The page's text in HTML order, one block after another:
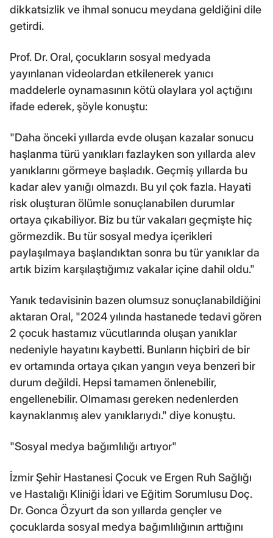
dikkatsizlik ve ihmal sonucu meydana geldiğini dile
getirdi.
Prof. Dr. Oral, çocukların sosyal medyada
yayınlanan videolardan etkilenerek yanıcı
maddelerle oynamasının kötü olaylara yol açtığını
ifade ederek, şöyle konuştu:
"Daha önceki yıllarda evde oluşan kazalar sonucu
haşlanma türü yanıkları fazlayken son yıllarda alev
yanıklarını görmeye başladık. Geçmiş yıllarda bu
kadar alev yanığı olmazdı. Bu yıl çok fazla. Hayati
risk oluşturan ölümle sonuçlanabilen durumlar
ortaya çıkabiliyor. Biz bu tür vakaları geçmişte hiç
görmezdik. Bu tür sosyal medya içerikleri
paylaşılmaya başlandıktan sonra bu tür yanıklar da
artık bizim karşılaştığımız vakalar içine dahil oldu."
Yanık tedavisinin bazen olumsuz sonuçlanabildiğini
aktaran Oral, "2024 yılında hastanede tedavi gören
2 çocuk hastamız vücutlarında oluşan yanıklar
nedeniyle hayatını kaybetti. Bunların hiçbiri de bir
ev ortamında ortaya çıkan yangın veya benzeri bir
durum değildi. Hepsi tamamen önlenebilir,
engellenebilir. Olmaması gereken nedenlerden
kaynaklanmış alev yanıklarıydı." diye konuştu.
"Sosyal medya bağımlılığı artıyor"
İzmir Şehir Hastanesi Çocuk ve Ergen Ruh Sağlığı
ve Hastalığı Kliniği İdari ve Eğitim Sorumlusu Doç.
Dr. Gonca Özyurt da son yıllarda gençler ve
çocuklarda sosyal medya bağımlılığının arttığını